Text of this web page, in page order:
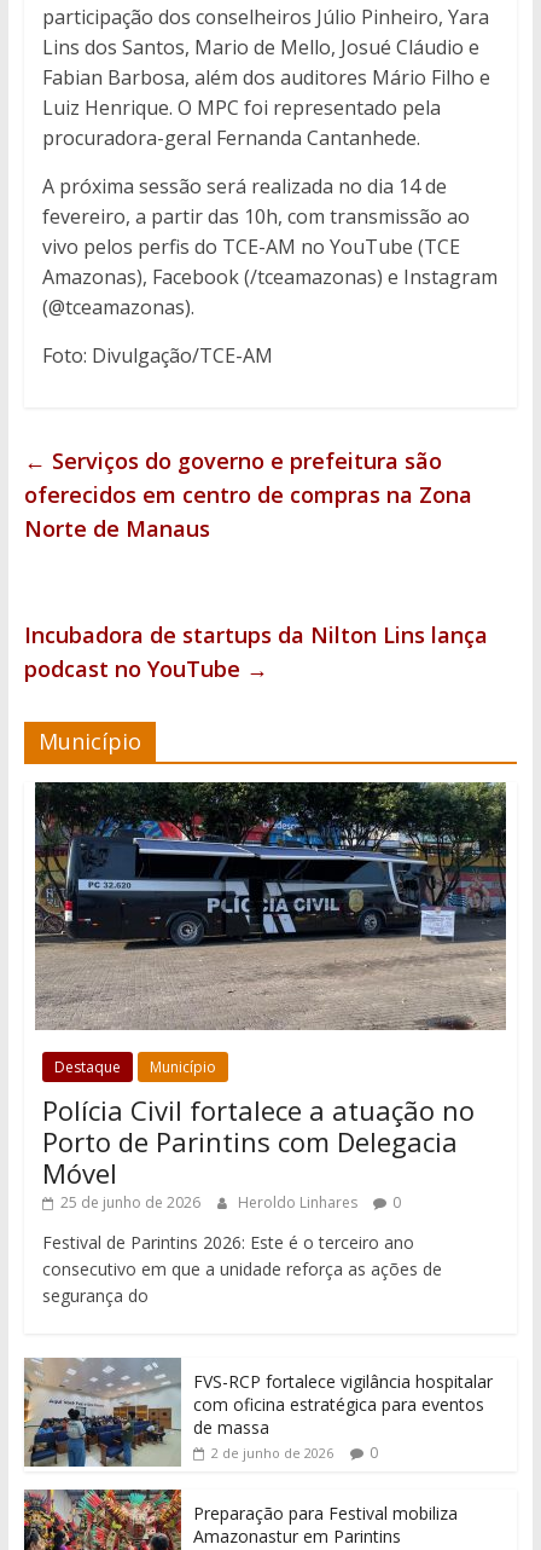
participação dos conselheiros Júlio Pinheiro, Yara
Lins dos Santos, Mario de Mello, Josué Cláudio e
Fabian Barbosa, além dos auditores Mário Filho e
Luiz Henrique. O MPC foi representado pela
procuradora-geral Fernanda Cantanhede.
A próxima sessão será realizada no dia 14 de
fevereiro, a partir das 10h, com transmissão ao
vivo pelos perfis do TCE-AM no YouTube (TCE
Amazonas), Facebook (/tceamazonas) e Instagram
(@tceamazonas).
Foto: Divulgação/TCE-AM
← Serviços do governo e prefeitura são
oferecidos em centro de compras na Zona
Norte de Manaus
Incubadora de startups da Nilton Lins lança
podcast no YouTube →
Município
Destaque Município
Polícia Civil fortalece a atuação no
Porto de Parintins com Delegacia
Móvel
25 de junho de 2026 Heroldo Linhares 0
Festival de Parintins 2026: Este é o terceiro ano
consecutivo em que a unidade reforça as ações de
segurança do
FVS-RCP fortalece vigilância hospitalar
com oficina estratégica para eventos
de massa
2 de junho de 2026 0
Preparação para Festival mobiliza
Amazonastur em Parintins